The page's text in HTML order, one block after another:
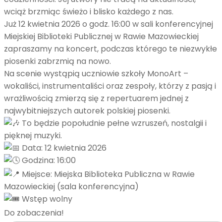
wciąż brzmiąc świeżo i blisko każdego z nas.
Już 12 kwietnia 2026 o godz. 16:00 w sali konferencyjnej
Miejskiej Biblioteki Publicznej w Rawie Mazowieckiej
zapraszamy na koncert, podczas którego te niezwykłe
piosenki zabrzmią na nowo.
Na scenie wystąpią uczniowie szkoły MonoArt –
wokaliści, instrumentaliści oraz zespoły, którzy z pasją i
wrażliwością zmierzą się z repertuarem jednej z
najwybitniejszych autorek polskiej piosenki.
To będzie popołudnie pełne wzruszeń, nostalgii i
pięknej muzyki.
Data: 12 kwietnia 2026
Godzina: 16:00
Miejsce: Miejska Biblioteka Publiczna w Rawie
Mazowieckiej (sala konferencyjna)
Wstęp wolny
Do zobaczenia!